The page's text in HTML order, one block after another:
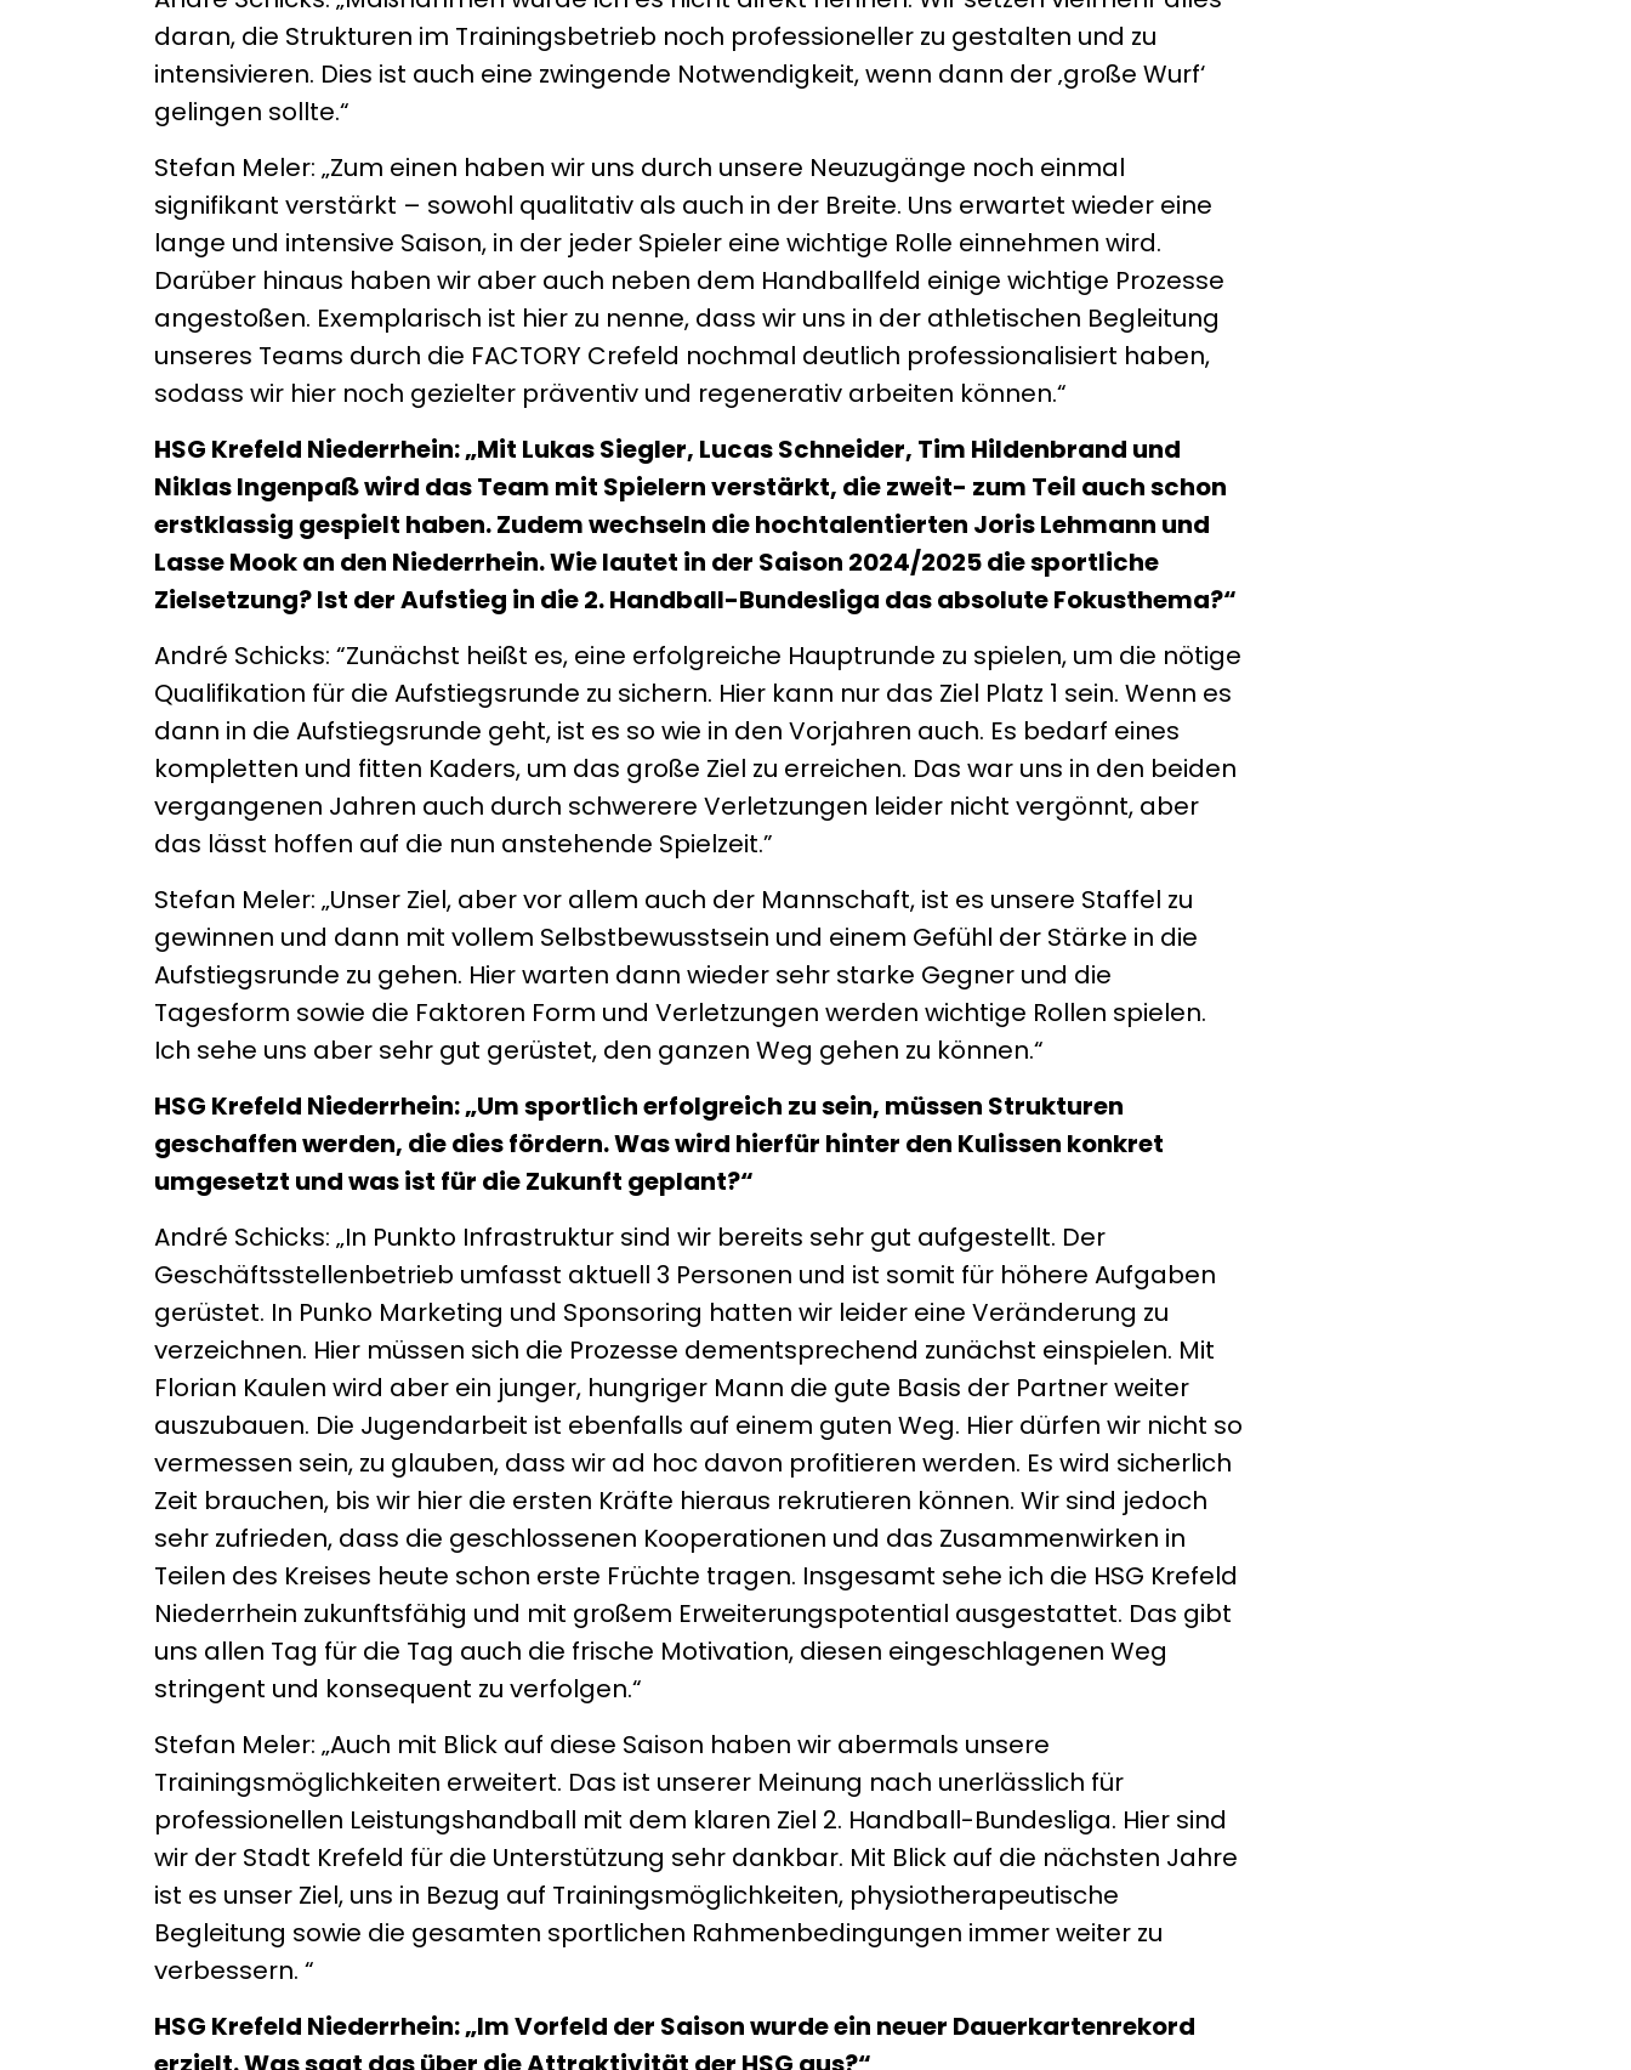
daran, die Strukturen im Trainingsbetrieb noch professioneller zu gestalten und zu
intensivieren. Dies ist auch eine zwingende Notwendigkeit, wenn dann der ‚große Wurf‘
gelingen sollte.“
Stefan Meler: „Zum einen haben wir uns durch unsere Neuzugänge noch einmal
signifikant verstärkt – sowohl qualitativ als auch in der Breite. Uns erwartet wieder eine
lange und intensive Saison, in der jeder Spieler eine wichtige Rolle einnehmen wird.
Darüber hinaus haben wir aber auch neben dem Handballfeld einige wichtige Prozesse
angestoßen. Exemplarisch ist hier zu nenne, dass wir uns in der athletischen Begleitung
unseres Teams durch die FACTORY Crefeld nochmal deutlich professionalisiert haben,
sodass wir hier noch gezielter präventiv und regenerativ arbeiten können.“
HSG Krefeld Niederrhein: „Mit Lukas Siegler, Lucas Schneider, Tim Hildenbrand und
Niklas Ingenpaß wird das Team mit Spielern verstärkt, die zweit- zum Teil auch schon
erstklassig gespielt haben. Zudem wechseln die hochtalentierten Joris Lehmann und
Lasse Mook an den Niederrhein. Wie lautet in der Saison 2024/2025 die sportliche
Zielsetzung? Ist der Aufstieg in die 2. Handball-Bundesliga das absolute Fokusthema?“
André Schicks: “Zunächst heißt es, eine erfolgreiche Hauptrunde zu spielen, um die nötige
Qualifikation für die Aufstiegsrunde zu sichern. Hier kann nur das Ziel Platz 1 sein. Wenn es
dann in die Aufstiegsrunde geht, ist es so wie in den Vorjahren auch. Es bedarf eines
kompletten und fitten Kaders, um das große Ziel zu erreichen. Das war uns in den beiden
vergangenen Jahren auch durch schwerere Verletzungen leider nicht vergönnt, aber
das lässt hoffen auf die nun anstehende Spielzeit.”
Stefan Meler: „Unser Ziel, aber vor allem auch der Mannschaft, ist es unsere Staffel zu
gewinnen und dann mit vollem Selbstbewusstsein und einem Gefühl der Stärke in die
Aufstiegsrunde zu gehen. Hier warten dann wieder sehr starke Gegner und die
Tagesform sowie die Faktoren Form und Verletzungen werden wichtige Rollen spielen.
Ich sehe uns aber sehr gut gerüstet, den ganzen Weg gehen zu können.“
HSG Krefeld Niederrhein: „Um sportlich erfolgreich zu sein, müssen Strukturen
geschaffen werden, die dies fördern. Was wird hierfür hinter den Kulissen konkret
umgesetzt und was ist für die Zukunft geplant?“
André Schicks: „In Punkto Infrastruktur sind wir bereits sehr gut aufgestellt. Der
Geschäftsstellenbetrieb umfasst aktuell 3 Personen und ist somit für höhere Aufgaben
gerüstet. In Punko Marketing und Sponsoring hatten wir leider eine Veränderung zu
verzeichnen. Hier müssen sich die Prozesse dementsprechend zunächst einspielen. Mit
Florian Kaulen wird aber ein junger, hungriger Mann die gute Basis der Partner weiter
auszubauen. Die Jugendarbeit ist ebenfalls auf einem guten Weg. Hier dürfen wir nicht so
vermessen sein, zu glauben, dass wir ad hoc davon profitieren werden. Es wird sicherlich
Zeit brauchen, bis wir hier die ersten Kräfte hieraus rekrutieren können. Wir sind jedoch
sehr zufrieden, dass die geschlossenen Kooperationen und das Zusammenwirken in
Teilen des Kreises heute schon erste Früchte tragen. Insgesamt sehe ich die HSG Krefeld
Niederrhein zukunftsfähig und mit großem Erweiterungspotential ausgestattet. Das gibt
uns allen Tag für die Tag auch die frische Motivation, diesen eingeschlagenen Weg
stringent und konsequent zu verfolgen.“
Stefan Meler: „Auch mit Blick auf diese Saison haben wir abermals unsere
Trainingsmöglichkeiten erweitert. Das ist unserer Meinung nach unerlässlich für
professionellen Leistungshandball mit dem klaren Ziel 2. Handball-Bundesliga. Hier sind
wir der Stadt Krefeld für die Unterstützung sehr dankbar. Mit Blick auf die nächsten Jahre
ist es unser Ziel, uns in Bezug auf Trainingsmöglichkeiten, physiotherapeutische
Begleitung sowie die gesamten sportlichen Rahmenbedingungen immer weiter zu
verbessern. “
HSG Krefeld Niederrhein: „Im Vorfeld der Saison wurde ein neuer Dauerkartenrekord